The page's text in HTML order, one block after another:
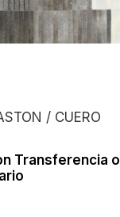
/ CUERO
Transferencia o